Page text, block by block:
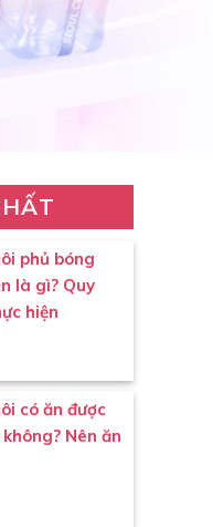
phủ bóng
là gì? Quy
hiện
có ăn được
Nên ăn